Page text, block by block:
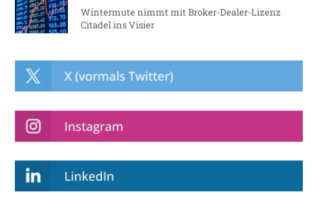
Wintermute nimmt mit Broker-Dealer-Lizenz
Citadel ins Visier